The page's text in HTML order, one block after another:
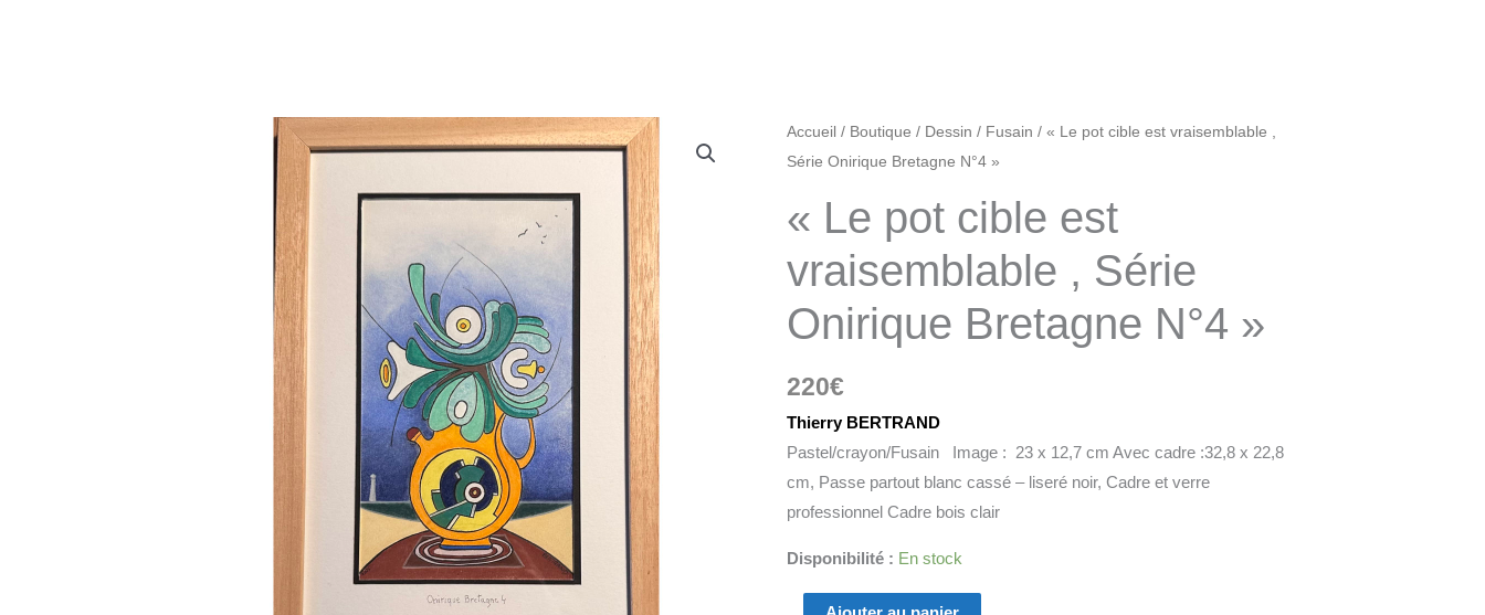
Accueil / Boutique / Dessin / Fusain / « Le pot cible est vraisemblable ,
Série Onirique Bretagne N°4 »
« Le pot cible est
vraisemblable , Série
Onirique Bretagne N°4 »
220€
Thierry BERTRAND
Pastel/crayon/Fusain Image : 23 x 12,7 cm Avec cadre :32,8 x 22,8
cm, Passe partout blanc cassé – liseré noir, Cadre et verre
professionnel Cadre bois clair
Disponibilité : En stock
quantité
de
pot
est
vraisemblable
Onirique
Bretagne
N°4"